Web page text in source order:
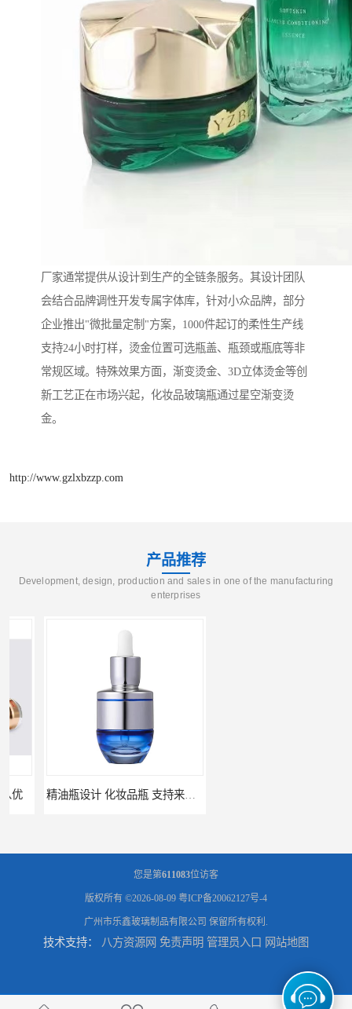
厂家通常提供从设计到生产的全链条服务。其设计团队
会结合品牌调性开发专属字体库，针对小众品牌，部分
企业推出"微批量定制"方案，1000件起订的柔性生产线
支持24小时打样，烫金位置可选瓶盖、瓶颈或瓶底等非
常规区域。特殊效果方面，渐变烫金、3D立体烫金等创
新工艺正在市场兴起，化妆品玻璃瓶通过星空渐变烫
金。
http://www.gzlxbzzp.com
产品推荐
Development, design, production and sales in one of the manufacturing
enterprises
精油瓶设计 化妆品瓶 支持来图定制
精油瓶 包材厂家 支持来图定制 小金瓶精油包装瓶 定做瓶子 量大从优
您是第611083位访客
版权所有 ©2026-08-09 粤ICP备20062127号-4
广州市乐鑫玻璃制品有限公司 保留所有权利.
技术支持： 八方资源网 免责声明 管理员入口 网站地图